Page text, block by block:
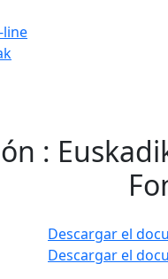
:
Descargar el
Descargar el